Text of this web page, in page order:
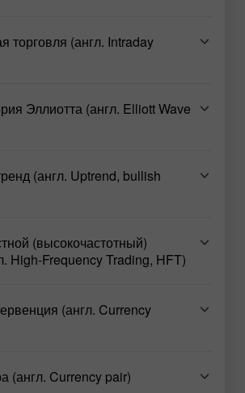
торговля (англ. Intraday
Эллиотта (англ. Elliott Wave
(англ. Uptrend, bullish
(высокочастотный)
High-Frequency Trading, HFT)
(англ. Currency
(англ. Currency pair)